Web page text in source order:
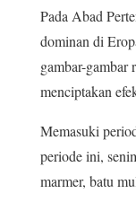
Pada Abad
dominan di
gambar-gambar
menciptakan
Memasuki
periode ini,
marmer, batu